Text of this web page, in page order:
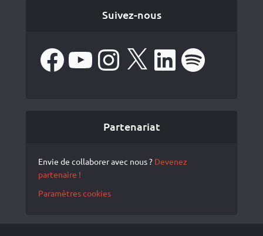
Suivez-nous
FacebookYouTube Instagram LinkedIn Spotify
Partenariat
Envie de collaborer avec nous ? Devenez
partenaire !
Paramètres cookies